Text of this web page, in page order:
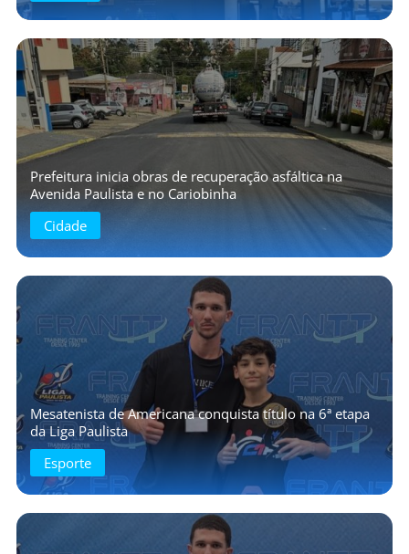
Prefeitura inicia obras de recuperação asfáltica na
Avenida Paulista e no Cariobinha
Cidade
Mesatenista de Americana conquista título na 6ª etapa
da Liga Paulista
Esporte